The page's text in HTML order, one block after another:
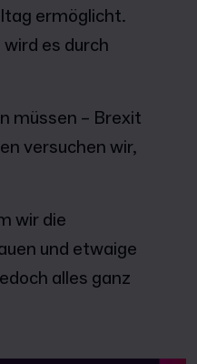
ermöglicht.
es durch
müssen – Brexit
versuchen wir,
wir die
und etwaige
alles ganz